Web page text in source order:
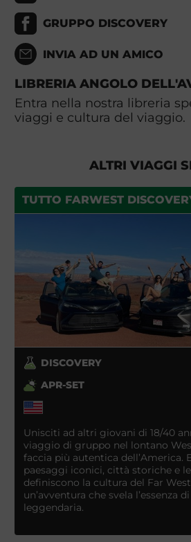
GRUPPO DISCOVERY
INVIA AD UN AMICO
LIBRERIA ANGOLO
Entra nella nostra libreria
viaggi e cultura del viaggio.
ALTRI VIAGGI
TUTTO FARWEST
DISCOVERY
APR-SET
Unisciti ad altri giovani di 18/40
viaggio di gruppo nel lontano
faccia più autentica dell’America.
paesaggi iconici, città storiche e
definiscono la cultura del Far
un’avventura che svela l’essenza
leggendaria.